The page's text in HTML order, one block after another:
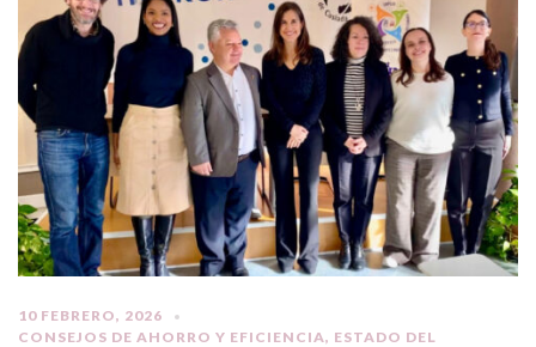
10 FEBRERO, 2026
CONSEJOS DE AHORRO Y EFICIENCIA, ESTADO DEL